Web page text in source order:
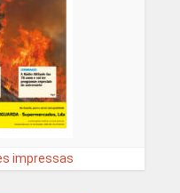
impressas